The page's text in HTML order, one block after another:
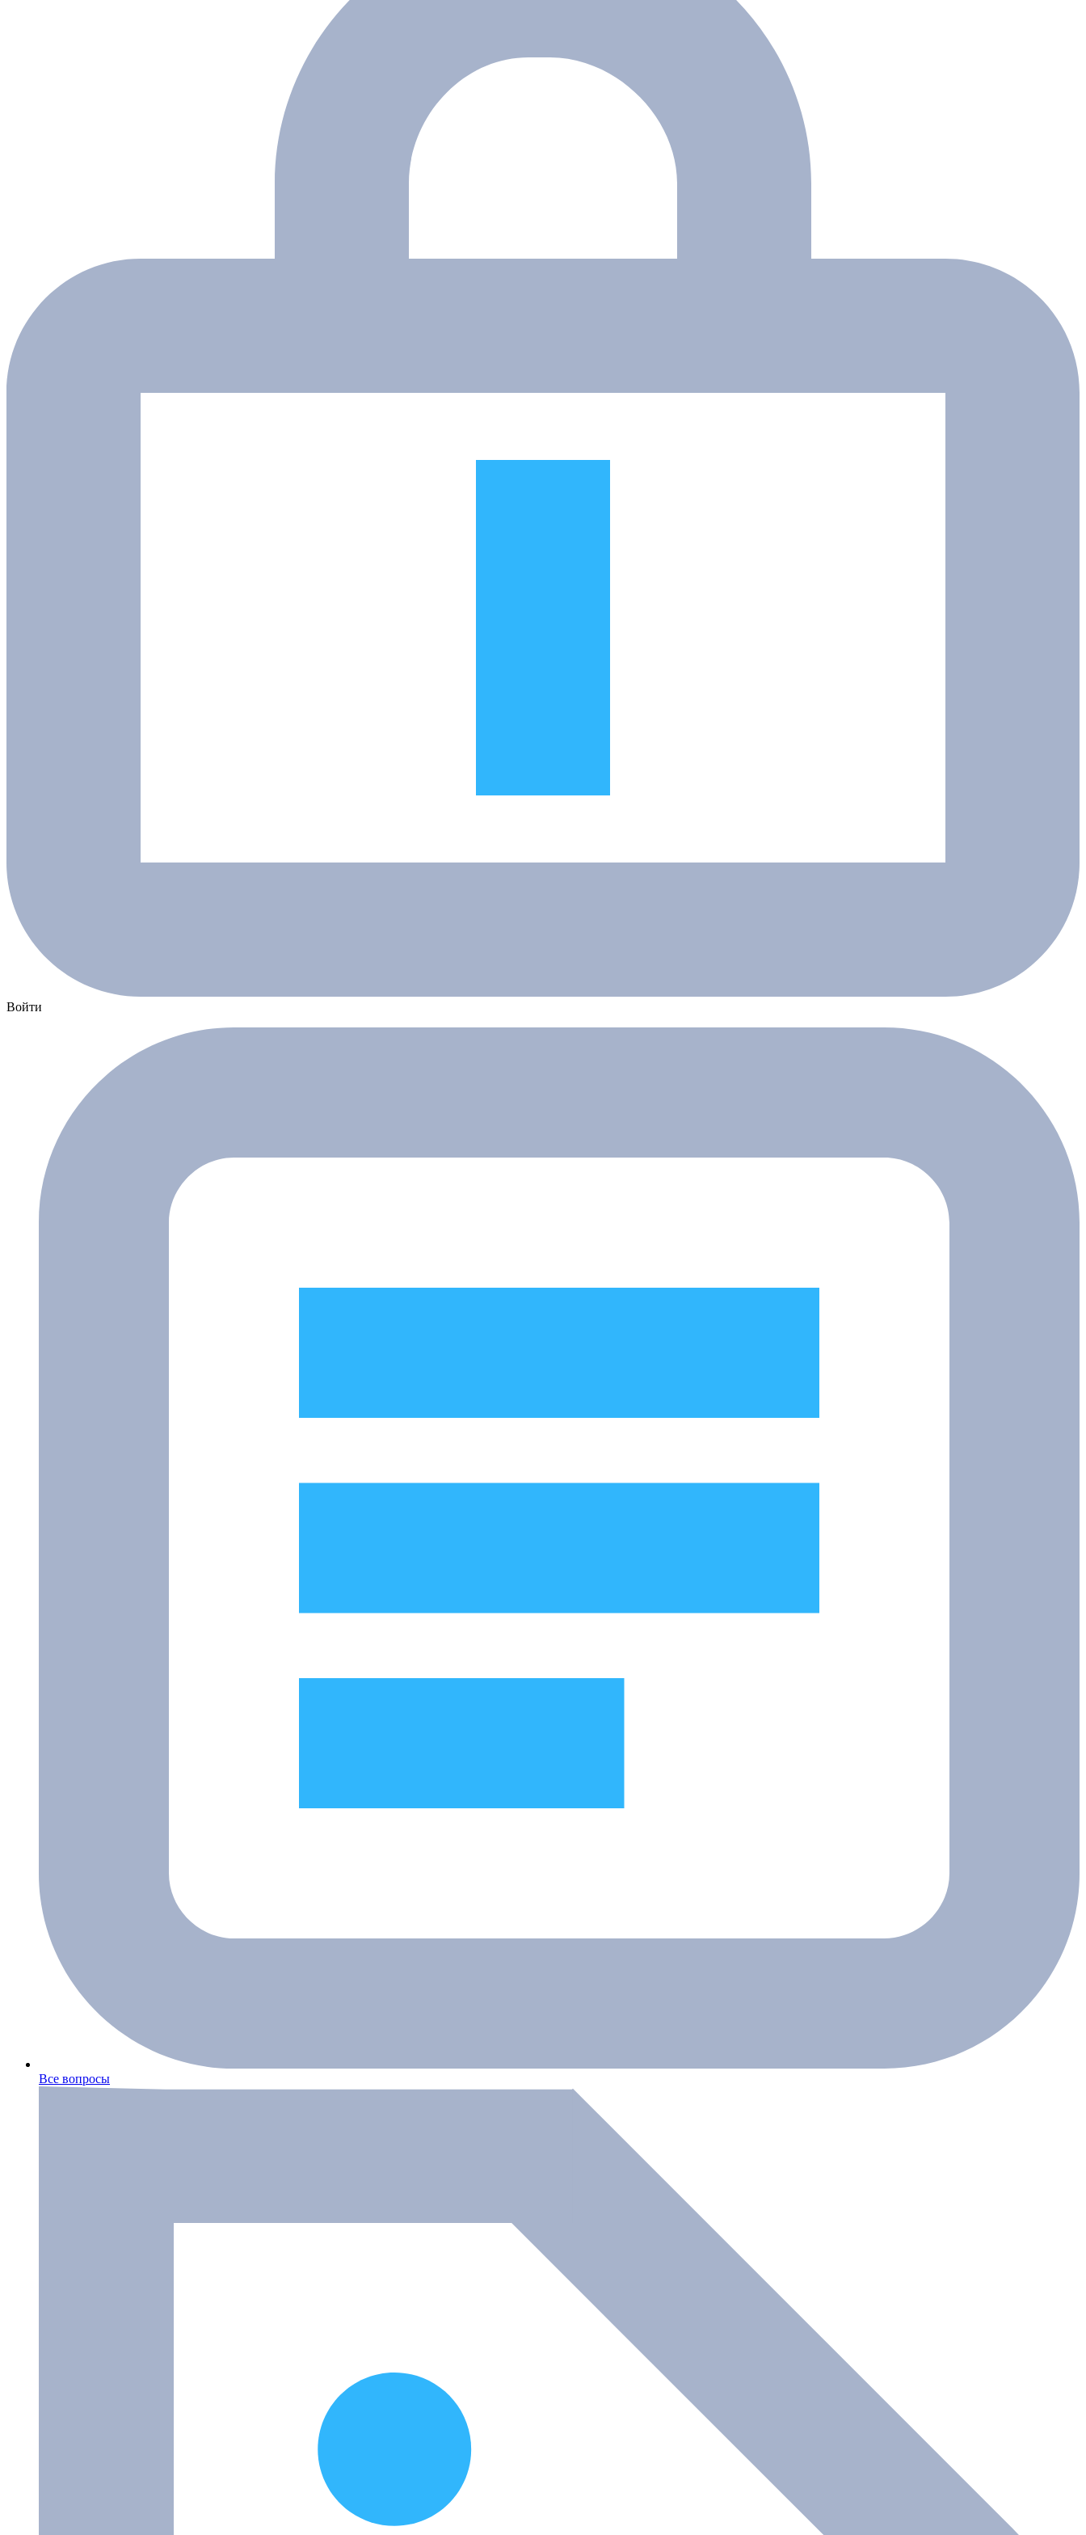
Войти
Все вопросы